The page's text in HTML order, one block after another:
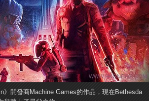
》開發商Machine Games的作品，現在Bethesda